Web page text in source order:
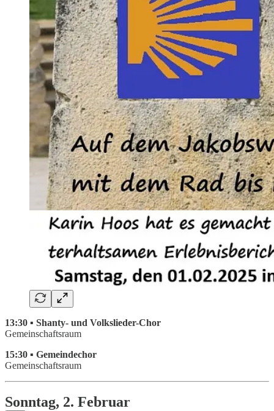
13:30 ▪ Shanty- und Volkslieder-Chor
Gemeinschaftsraum
15:30 ▪ Gemeindechor
Gemeinschaftsraum
Sonntag, 2. Februar